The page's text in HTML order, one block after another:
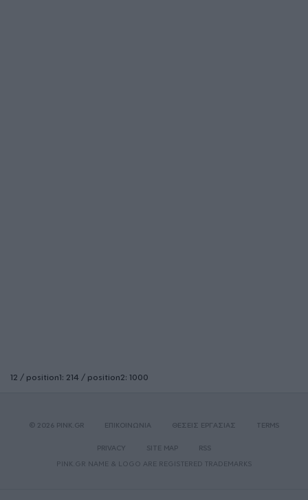
12 / position1: 214 / position2: 1000
© 2026 PINK.GR ΕΠΙΚΟΙΝΩΝΙΑ ΘΕΣΕΙΣ ΕΡΓΑΣΙΑΣ TERMS
PRIVACY SITE MAP
RSS
PINK.GR NAME & LOGO ARE REGISTERED TRADEMARKS